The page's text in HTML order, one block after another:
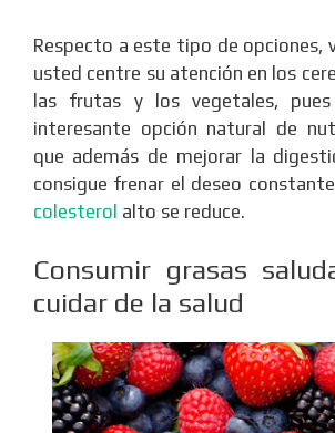
Respecto a este tipo de opciones,
usted centre su atención en los
las frutas y los vegetales,
interesante opción natural de
que además de mejorar la
consigue frenar el deseo
colesterol alto se reduce.
Consumir grasas
cuidar de la salud